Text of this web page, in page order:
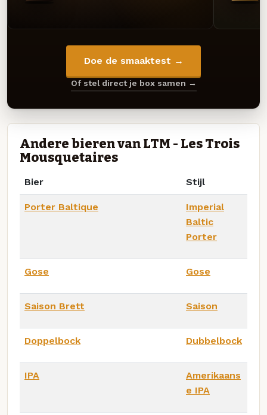
Doe de smaaktest →
Of stel direct je box samen →
Andere bieren van LTM - Les Trois
Mousquetaires
Bier Stijl
Porter Baltique
Imperial
Baltic
Porter
Gose Gose
Saison Brett Saison
Doppelbock Dubbelbock
IPA
Amerikaans
e IPA